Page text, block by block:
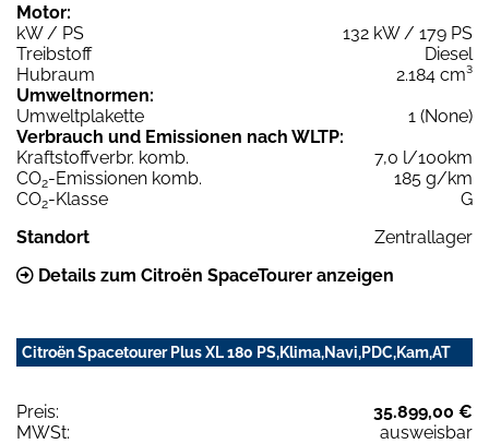
Motor:
kW / PS
132 kW / 179 PS
Treibstoff
Diesel
Hubraum
2.184 cm³
Umweltnormen:
Umweltplakette
1 (None)
Verbrauch und Emissionen nach WLTP:
Kraftstoffverbr. komb.
7,0 l/100km
CO2-Emissionen komb.
185 g/km
CO2-Klasse
G
Standort
Zentrallager
Details zum Citroën SpaceTourer anzeigen
Citroën Spacetourer Plus XL 180 PS,Klima,Navi,PDC,Kam,AT
Preis:
35.899,00 €
MWSt:
ausweisbar